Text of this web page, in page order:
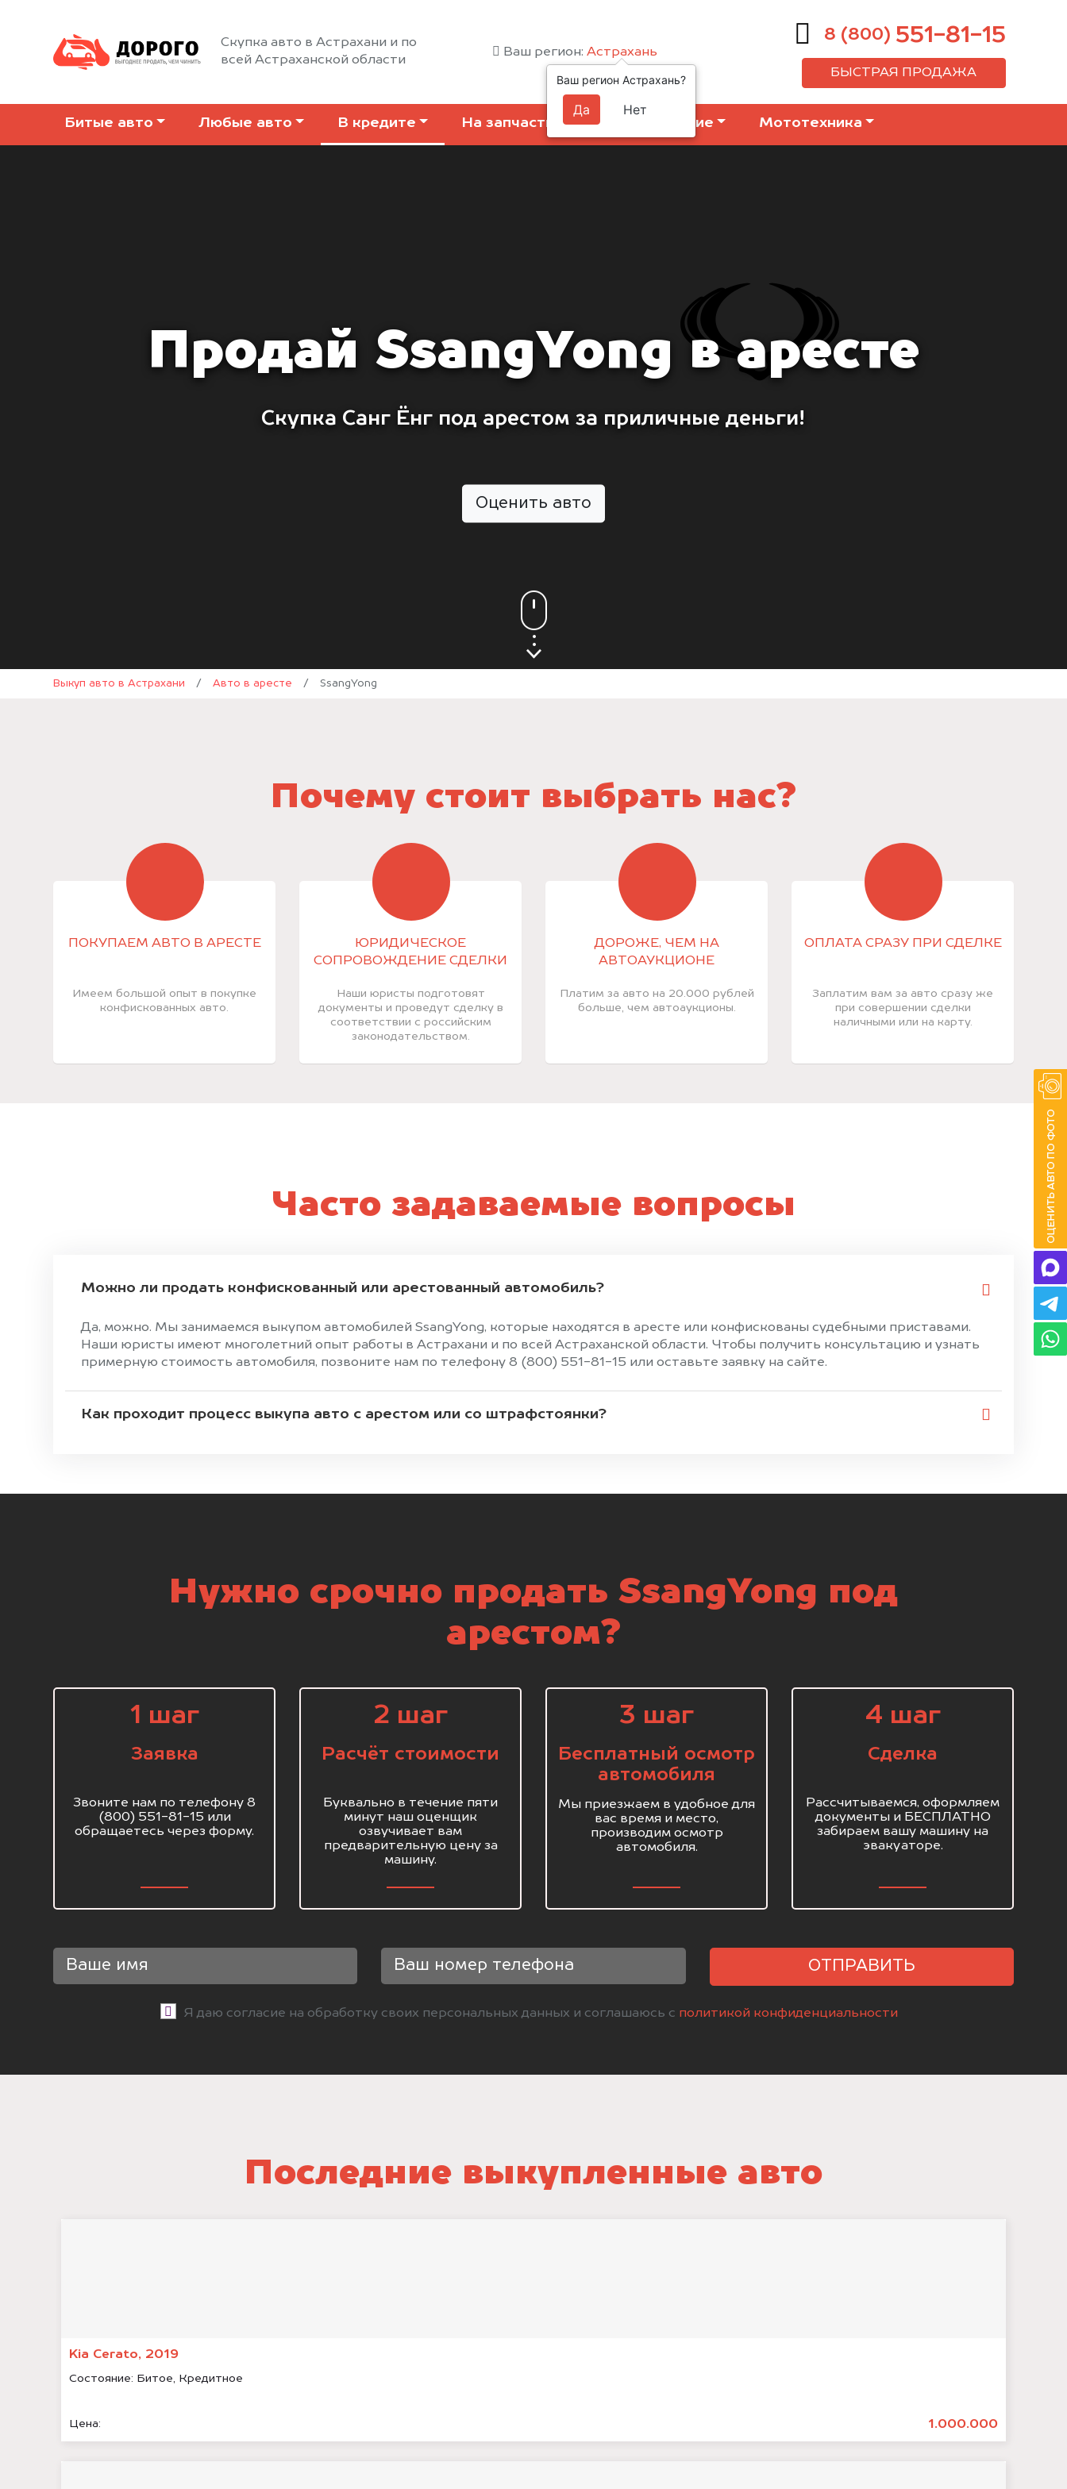
Скупка авто в Астрахани и по
всей Астраханской области
Ваш регион: Астрахань
8 (800) 551-81-15
БЫСТРАЯ ПРОДАЖА
Битые авто Любые авто В кредите На запчасти Коммерческие Мототехника
Продай SsangYong в аресте
Скупка Санг Ёнг под арестом за приличные деньги!
Оценить авто
Выкуп авто в Астрахани / Авто в аресте / SsangYong
Почему стоит выбрать нас?
ПОКУПАЕМ АВТО В АРЕСТЕ
Имеем большой опыт в покупке
конфискованных авто.
ЮРИДИЧЕСКОЕ
СОПРОВОЖДЕНИЕ СДЕЛКИ
Наши юристы подготовят
документы и проведут сделку в
соответствии с российским
законодательством.
ДОРОЖЕ, ЧЕМ НА
АВТОАУКЦИОНЕ
Платим за авто на 20.000 рублей
больше, чем автоаукционы.
ОПЛАТА СРАЗУ ПРИ СДЕЛКЕ
Заплатим вам за авто сразу же
при совершении сделки
наличными или на карту.
Часто задаваемые вопросы
Можно ли продать конфискованный или арестованный автомобиль?
Да, можно. Мы занимаемся выкупом автомобилей SsangYong, которые находятся в аресте или конфискованы судебными приставами.
Наши юристы имеют многолетний опыт работы в Астрахани и по всей Астраханской области. Чтобы получить консультацию и узнать
примерную стоимость автомобиля, позвоните нам по телефону 8 (800) 551-81-15 или оставьте заявку на сайте.
Как проходит процесс выкупа авто с арестом или со штрафстоянки?
Нужно срочно продать SsangYong под
арестом?
1 шаг
Заявка
Звоните нам по телефону 8
(800) 551-81-15 или
обращаетесь через форму.
2 шаг
Расчёт стоимости
Буквально в течение пяти
минут наш оценщик
озвучивает вам
предварительную цену за
машину.
3 шаг
Бесплатный осмотр
автомобиля
Мы приезжаем в удобное для
вас время и место,
производим осмотр
автомобиля.
4 шаг
Сделка
Рассчитываемся, оформляем
документы и БЕСПЛАТНО
забираем вашу машину на
эвакуаторе.
ОТПРАВИТЬ
Я даю согласие на обработку своих персональных данных и соглашаюсь с политикой конфиденциальности
Последние выкупленные авто
Kia Cerato, 2019
Состояние: Битое, Кредитное
Цена: 1.000.000
Ваш регион Астрахань?
Да Нет